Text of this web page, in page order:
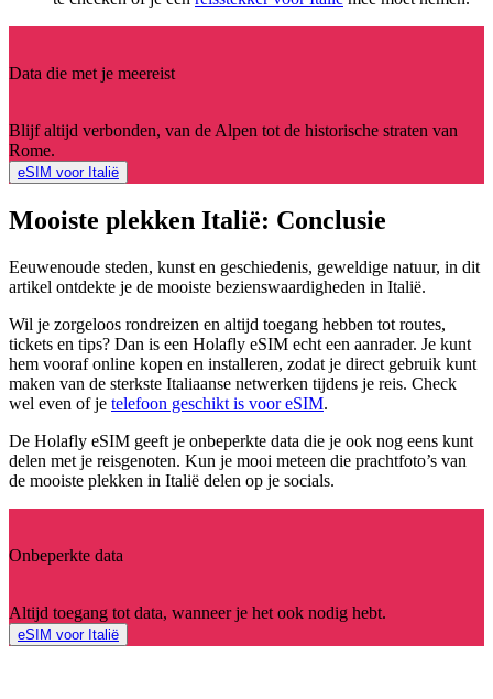
Data die met je meereist
Blijf altijd verbonden, van de Alpen tot de historische straten van
Rome.
eSIM voor Italië
Mooiste plekken Italië: Conclusie
Eeuwenoude steden, kunst en geschiedenis, geweldige natuur, in dit
artikel ontdekte je de mooiste bezienswaardigheden in Italië.
Wil je zorgeloos rondreizen en altijd toegang hebben tot routes,
tickets en tips? Dan is een Holafly eSIM echt een aanrader. Je kunt
hem vooraf online kopen en installeren, zodat je direct gebruik kunt
maken van de sterkste Italiaanse netwerken tijdens je reis. Check
wel even of je telefoon geschikt is voor eSIM.
De Holafly eSIM geeft je onbeperkte data die je ook nog eens kunt
delen met je reisgenoten. Kun je mooi meteen die prachtfoto’s van
de mooiste plekken in Italië delen op je socials.
Onbeperkte data
Altijd toegang tot data, wanneer je het ook nodig hebt.
eSIM voor Italië